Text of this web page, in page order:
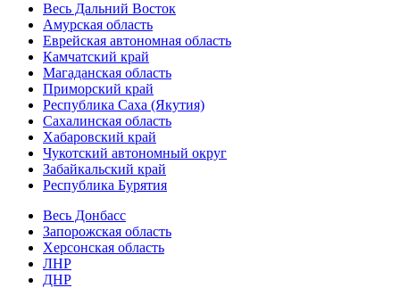
Весь Дальний Восток
Амурская область
Еврейская автономная область
Камчатский край
Магаданская область
Приморский край
Республика Саха (Якутия)
Сахалинская область
Хабаровский край
Чукотский автономный округ
Забайкальский край
Республика Бурятия
Весь Донбасс
Запорожская область
Херсонская область
ЛНР
ДНР